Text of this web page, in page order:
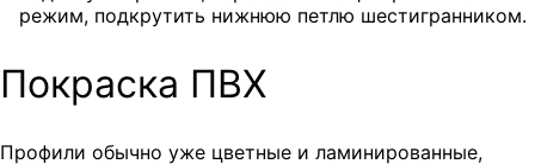
режим, подкрутить нижнюю петлю шестигранником.
Покраска ПВХ
Профили обычно уже цветные и ламинированные,